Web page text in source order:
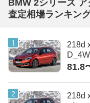
BMW 2シリーズ
査定相場ランキン
218d xドライブ アクティブツアラー_RH
81.8
218d xドライブ アクティブツアラー Mス